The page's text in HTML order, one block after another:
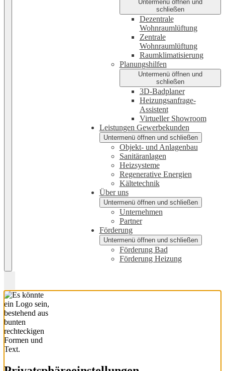
Untermenü öffnen und
schließen
Dezentrale
Wohnraumlüftung
Zentrale
Wohnraumlüftung
Raumklimatisierung
Planungshilfen
Untermenü öffnen und
schließen
3D-Badplaner
Heizungsanfrage-
Assistent
Virtueller Showroom
Leistungen Gewerbekunden
Untermenü öffnen und schließen
Objekt- und Anlagenbau
Sanitäranlagen
Heizsysteme
Regenerative Energien
Kältetechnik
Über uns
Untermenü öffnen und schließen
Unternehmen
Partner
Förderung
Untermenü öffnen und schließen
Förderung Bad
Förderung Heizung